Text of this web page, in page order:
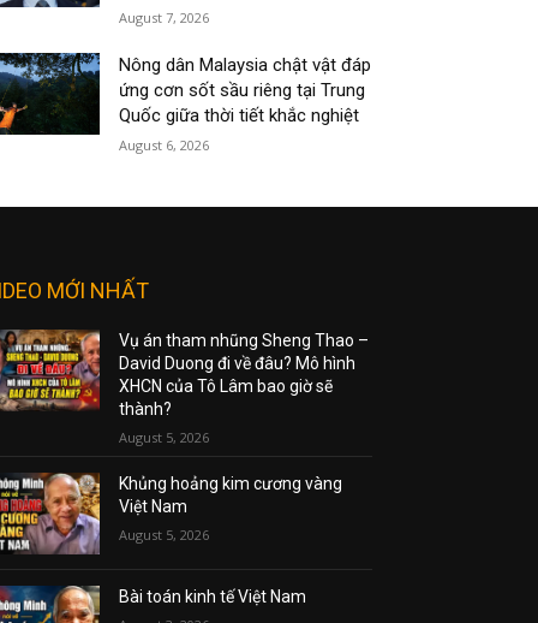
August 7, 2026
Nông dân Malaysia chật vật đáp
ứng cơn sốt sầu riêng tại Trung
Quốc giữa thời tiết khắc nghiệt
August 6, 2026
MỚI NHẤT
Vụ án tham nhũng Sheng Thao –
David Duong đi về đâu? Mô hình
XHCN của Tô Lâm bao giờ sẽ
thành?
August 5, 2026
Khủng hoảng kim cương vàng
Việt Nam
August 5, 2026
Bài toán kinh tế Việt Nam